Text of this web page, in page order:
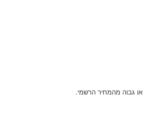
או גבוה מהמחיר הרשמי.